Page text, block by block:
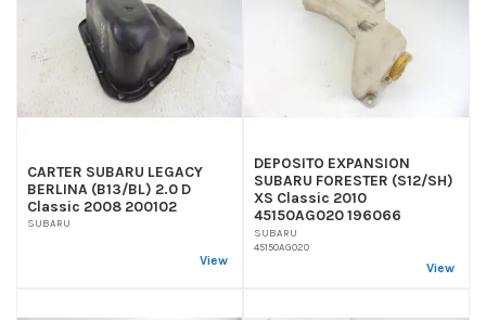
CARTER SUBARU LEGACY
BERLINA (B13/BL) 2.0 D
Classic 2008 200102
SUBARU
View
DEPOSITO EXPANSION
SUBARU FORESTER (S12/SH)
XS Classic 2010
45150AG020 196066
SUBARU
45150AG020
View